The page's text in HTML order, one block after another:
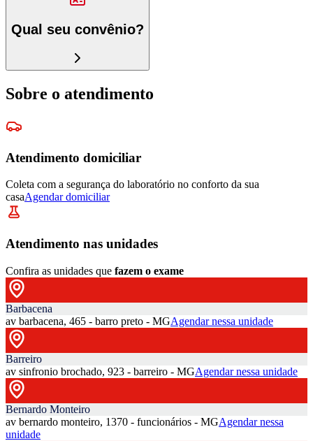
Qual seu convênio?
Sobre o atendimento
Atendimento domiciliar
Coleta com a segurança do laboratório no conforto da sua
casaAgendar domiciliar
Atendimento nas unidades
Confira as unidades que fazem o exame
Barbacena
av barbacena, 465 - barro preto - MGAgendar nessa unidade
Barreiro
av sinfronio brochado, 923 - barreiro - MGAgendar nessa unidade
Bernardo Monteiro
av bernardo monteiro, 1370 - funcionários - MGAgendar nessa
unidade